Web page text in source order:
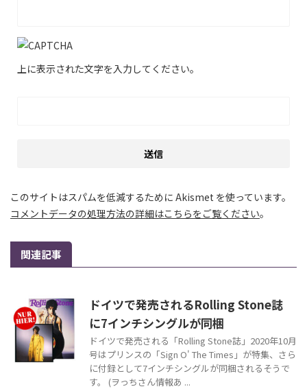
上に表示された文字を入力してください。
このサイトはスパムを低減するために Akismet を使っています。
コメントデータの処理方法の詳細はこちらをご覧ください。
関連記事
ドイツで発売されるRolling Stone誌
に7インチシングルが同梱
ドイツで発売される「Rolling Stone誌」2020年10月
号はプリンスの「Sign O' The Times」が特集、さら
に付録として7インチシングルが同梱されるそうで
す。 (ヲっちさん情報あ ...